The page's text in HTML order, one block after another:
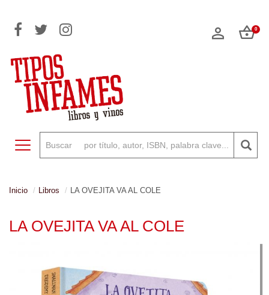
0
Toggle navigation
Inicio Libros LA OVEJITA VA AL COLE
LA OVEJITA VA AL COLE